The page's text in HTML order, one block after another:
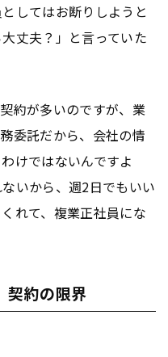
してはお断りしようと
丈夫？」と言っていた
約が多いのですが、業
委託だから、会社の情
けではないんですよ
いから、週2日でもいい
れて、複業正社員にな
契約の限界